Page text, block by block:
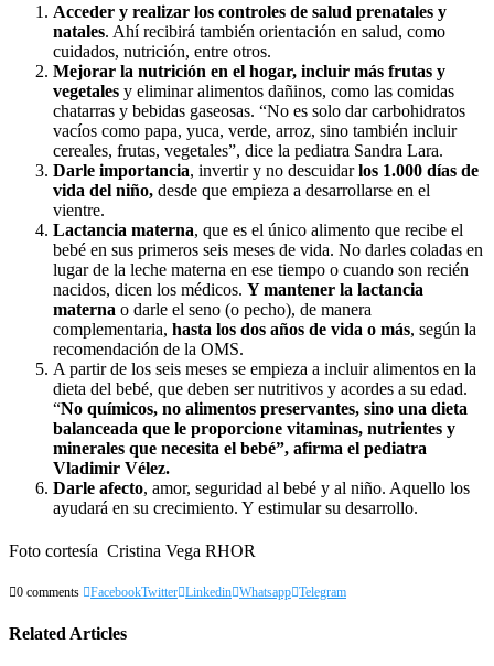
Acceder y realizar los controles de salud prenatales y
natales. Ahí recibirá también orientación en salud, como
cuidados, nutrición, entre otros.
Mejorar la nutrición en el hogar, incluir más frutas y
vegetales y eliminar alimentos dañinos, como las comidas
chatarras y bebidas gaseosas. “No es solo dar carbohidratos
vacíos como papa, yuca, verde, arroz, sino también incluir
cereales, frutas, vegetales”, dice la pediatra Sandra Lara.
Darle importancia, invertir y no descuidarlos 1.000 días de
vida del niño, desde que empieza a desarrollarse en el
vientre.
Lactancia materna, que es el único alimento que recibe el
bebé en sus primeros seis meses de vida. No darles coladas en
lugar de la leche materna en ese tiempo o cuando son recién
nacidos, dicen los médicos. Y mantener la lactancia
materna o darle el seno (o pecho), de manera
complementaria, hasta los dos años de vida o más, según la
recomendación de la OMS.
A partir de los seis meses se empieza a incluir alimentos en la
dieta del bebé, que deben ser nutritivos y acordes a su edad.
“No químicos, no alimentos preservantes, sino una dieta
balanceada que le proporcione vitaminas, nutrientes y
minerales que necesita el bebé”, afirma el pediatra
Vladimir Vélez.
Darle afecto, amor, seguridad al bebé y al niño. Aquello los
ayudará en su crecimiento. Y estimular su desarrollo.
Foto cortesía Cristina Vega RHOR
0 comments FacebookTwitter Linkedin Whatsapp Telegram
Related Articles